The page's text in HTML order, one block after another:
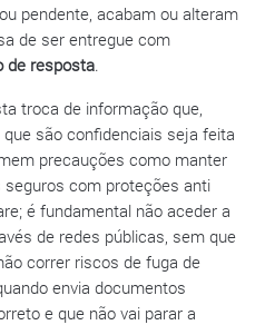
pendente, acabam ou alteram
de ser entregue com
de resposta.
troca de informação que,
são confidenciais seja feita
precauções como manter
com proteções anti
é fundamental não aceder a
de redes públicas, sem que
correr riscos de fuga de
envia documentos
e que não vai parar a